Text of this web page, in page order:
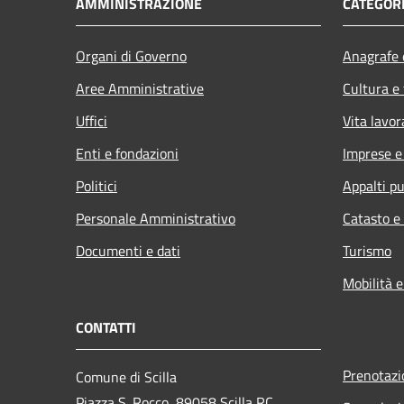
Organi di Governo
Aree Amministrative
Uffici
Enti e fondazioni
Politici
Personale Amministrativo
Documenti e dati
Cultura
Vita
Imprese
Appalti
Catasto
Turismo
Mobilità
CONTATTI
Comune di Scilla